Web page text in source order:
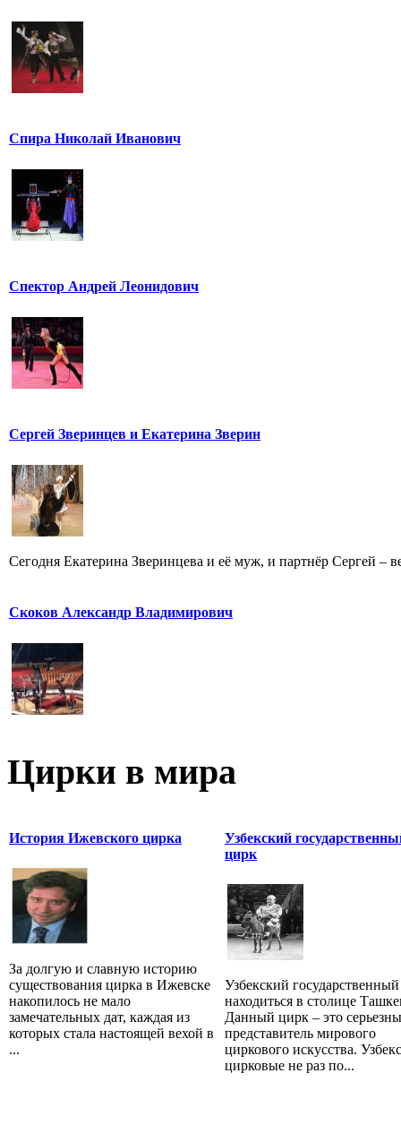
Спира Николай Иванович
Спектор Андрей Леонидович
Сергей Зверинцев и Екатерина Зверин
Сегодня Екатерина Зверинцева и её муж, и партнёр Сергей –
Скоков Александр Владимирович
Цирки в мира
История Ижевского цирка
За долгую и славную историю
существования цирка в Ижевске
накопилось не мало
замечательных дат, каждая из
которых стала настоящей вехой в
...
Узбекский
цирк
Узбекский
находиться в столице
Данный цирк – это
представитель мирового
циркового искусства.
цирковые не раз по...